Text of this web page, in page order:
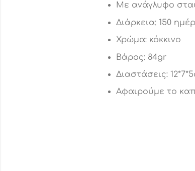
Με ανάγλυφο
Διάρκεια: 150
Χρώμα: κόκκινο
Βάρος: 84gr
Διαστάσεις:
Αφαιρούμε το